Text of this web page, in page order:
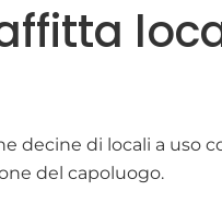
decine di locali a uso
del capoluogo.